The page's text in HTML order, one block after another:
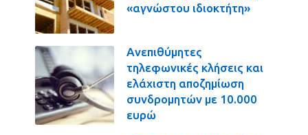
«αγνώστου ιδιοκτήτη»
Ανεπιθύμητες
τηλεφωνικές κλήσεις και
ελάχιστη αποζημίωση
συνδρομητών με 10.000
ευρώ